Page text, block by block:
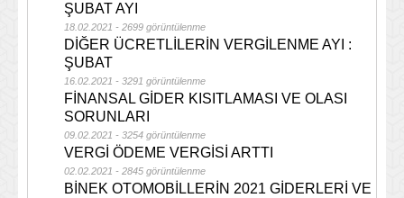
ŞUBAT AYI
18.02.2021 - 2699 görüntülenme
DİĞER ÜCRETLİLERİN VERGİLENME AYI :
ŞUBAT
16.02.2021 - 3291 görüntülenme
FİNANSAL GİDER KISITLAMASI VE OLASI
SORUNLARI
09.02.2021 - 3254 görüntülenme
VERGİ ÖDEME VERGİSİ ARTTI
02.02.2021 - 2845 görüntülenme
BİNEK OTOMOBİLLERİN 2021 GİDERLERİ VE